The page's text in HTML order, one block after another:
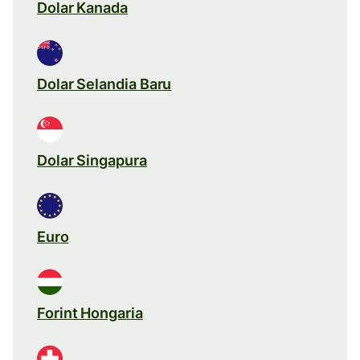
Dolar Kanada
Dolar Selandia Baru
Dolar Singapura
Euro
Forint Hongaria